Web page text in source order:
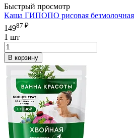
Быстрый просмотр
Каша ГИПОПО рисовая
14987 ₽
1 шт
В корзину